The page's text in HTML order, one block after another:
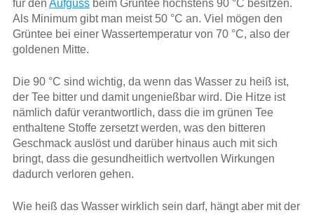
für den Aufgussbeim Grüntee höchstens 90 °C besitzen.
Als Minimum gibt man meist 50 °C an. Viel mögen den
Grüntee bei einer Wassertemperatur von 70 °C, also der
goldenen Mitte.
Die 90 °C sind wichtig, da wenn das Wasser zu heiß ist,
der Tee bitter und damit ungenießbar wird. Die Hitze ist
nämlich dafür verantwortlich, dass die im grünen Tee
enthaltene Stoffe zersetzt werden, was den bitteren
Geschmack auslöst und darüber hinaus auch mit sich
bringt, dass die gesundheitlich wertvollen Wirkungen
dadurch verloren gehen.
Wie heiß das Wasser wirklich sein darf, hängt aber mit der